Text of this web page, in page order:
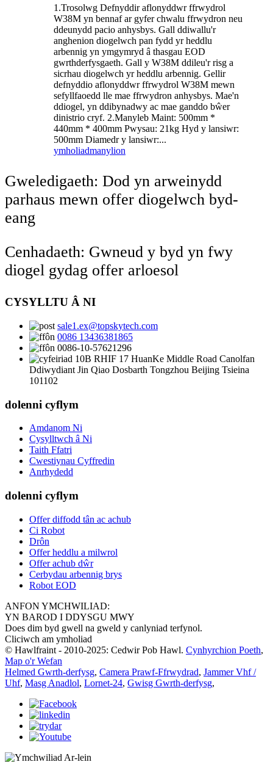
1.Trosolwg Defnyddir aflonyddwr ffrwydrol
W38M yn bennaf ar gyfer chwalu ffrwydron neu
ddeunydd pacio anhysbys. Gall ddiwallu'r
anghenion diogelwch pan fydd yr heddlu
arbennig yn ymgymryd â thasgau EOD
gwrthderfysgaeth. Gall y W38M ddileu'r risg a
sicrhau diogelwch yr heddlu arbennig. Gellir
defnyddio aflonyddwr ffrwydrol W38M mewn
sefyllfaoedd lle mae ffrwydron anhysbys. Mae'n
ddiogel, yn ddibynadwy ac mae ganddo bŵer
dinistrio cryf. 2.Manyleb Maint: 500mm *
440mm * 400mm Pwysau: 21kg Hyd y lansiwr:
500mm Diamedr y lansiwr:...
ymholiadmanylion
Gweledigaeth: Dod yn arweinydd
parhaus mewn offer diogelwch byd-
eang
Cenhadaeth: Gwneud y byd yn fwy
diogel gydag offer arloesol
CYSYLLTU Â NI
sale1.ex@topskytech.com
0086 13436381865
0086-10-57621296
10B RHIF 17 HuanKe Middle Road Canolfan
Ddiwydiant Jin Qiao Dosbarth Tongzhou Beijing Tsieina
101102
dolenni cyflym
Amdanom Ni
Cysylltwch â Ni
Taith Ffatri
Cwestiynau Cyffredin
Anrhydedd
dolenni cyflym
Offer diffodd tân ac achub
Ci Robot
Drôn
Offer heddlu a milwrol
Offer achub dŵr
Cerbydau arbennig brys
Robot EOD
ANFON YMCHWILIAD:
YN BAROD I DDYSGU MWY
Does dim byd gwell na gweld y canlyniad terfynol.
Cliciwch am ymholiad
© Hawlfraint - 2010-2025: Cedwir Pob Hawl. Cynhyrchion Poeth,
Map o'r Wefan
Helmed Gwrth-derfysg, Camera Prawf-Ffrwydrad, Jammer Vhf /
Uhf, Masg Anadlol, Lornet-24, Gwisg Gwrth-derfysg,